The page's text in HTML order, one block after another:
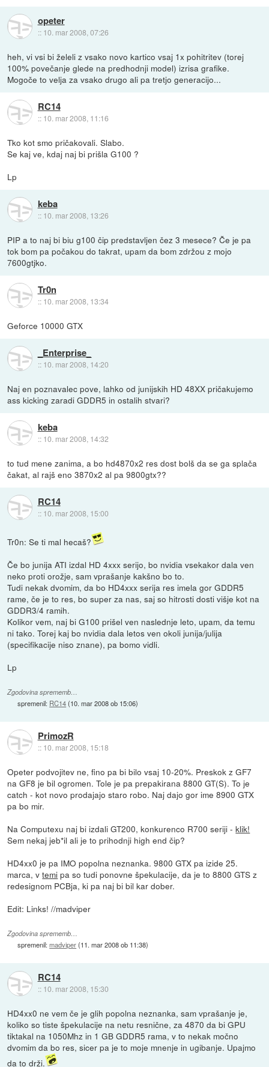
opeter
:: 10. mar 2008, 07:26
heh, vi vsi bi želeli z vsako novo kartico vsaj 1x pohitritev (torej
100% povečanje glede na predhodnji model) izrisa grafike.
Mogoče to velja za vsako drugo ali pa tretjo generacijo...
RC14
:: 10. mar 2008, 11:16
Tko kot smo pričakovali. Slabo.
Se kaj ve, kdaj naj bi prišla G100 ?
Lp
keba
:: 10. mar 2008, 13:26
PIP a to naj bi biu g100 čip predstavljen čez 3 mesece? Če je pa
tok bom pa počakou do takrat, upam da bom zdržou z mojo
7600gtjko.
Tr0n
:: 10. mar 2008, 13:34
Geforce 10000 GTX
_Enterprise_
:: 10. mar 2008, 14:20
Naj en poznavalec pove, lahko od junijskih HD 48XX pričakujemo
ass kicking zaradi GDDR5 in ostalih stvari?
keba
:: 10. mar 2008, 14:32
to tud mene zanima, a bo hd4870x2 res dost bolš da se ga splača
čakat, al rajš eno 3870x2 al pa 9800gtx??
RC14
:: 10. mar 2008, 15:00
Tr0n: Se ti mal hecaš?
Če bo junija ATI izdal HD 4xxx serijo, bo nvidia vsekakor dala ven
neko proti orožje, sam vprašanje kakšno bo to.
Tudi nekak dvomim, da bo HD4xxx serija res imela gor GDDR5
rame, če je to res, bo super za nas, saj so hitrosti dosti višje kot na
GDDR3/4 ramih.
Kolikor vem, naj bi G100 prišel ven naslednje leto, upam, da temu
ni tako. Torej kaj bo nvidia dala letos ven okoli junija/julija
(specifikacije niso znane), pa bomo vidli.
Lp
Zgodovina sprememb…
spremenil: RC14(10. mar 2008 ob 15:06)
PrimozR
:: 10. mar 2008, 15:18
Opeter podvojitev ne, fino pa bi bilo vsaj 10-20%. Preskok z GF7
na GF8 je bil ogromen. Tole je pa prepakirana 8800 GT(S). To je
catch - kot novo prodajajo staro robo. Naj dajo gor ime 8900 GTX
pa bo mir.
Na Computexu naj bi izdali GT200, konkurenco R700 seriji -klik!
Sem nekaj jeb*il ali je to prihodnji high end čip?
HD4xx0 je pa IMO popolna neznanka. 9800 GTX pa izide 25.
marca, vtemi pa so tudi ponovne špekulacije, da je to 8800 GTS z
redesignom PCBja, ki pa naj bi bil kar dober.
Edit: Links! //madviper
Zgodovina sprememb…
spremenil:madviper(11. mar 2008 ob 11:38)
RC14
:: 10. mar 2008, 15:30
HD4xx0 ne vem če je glih popolna neznanka, sam vprašanje je,
koliko so tiste špekulacije na netu resnične, za 4870 da bi GPU
tiktakal na 1050Mhz in 1 GB GDDR5 rama, v to nekak močno
dvomim da bo res, sicer pa je to moje mnenje in ugibanje. Upajmo
da to drži.